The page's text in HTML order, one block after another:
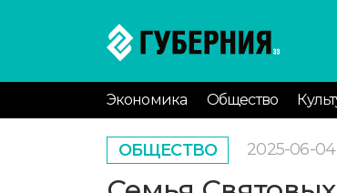
Экономика Общество
ОБЩЕСТВО 2025-06-04